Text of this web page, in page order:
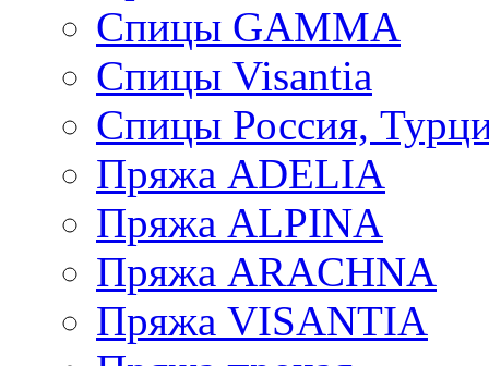
Спицы GAMMA
Спицы Visantia
Спицы Россия,
Пряжа ADELIA
Пряжа ALPINA
Пряжа ARACHNA
Пряжа VISANTIA